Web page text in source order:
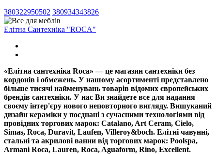
380322950502 380934343826
Елітна Сантехніка "ROCA"
«Елітна сантехніка Roca» — це магазин сантехніки без
кордонів і обмежень. У нашому асортименті представлено
більше тисячі найменувань товарів відомих європейських
брендів сантехніки. У нас Ви знайдете все для надання
своєму інтер'єру нового неповторного вигляду. Вишуканий
дизайн кераміки у поєднані з сучасними технологіями від
провідних торгових марок: Catalano, Art Ceram, Cielo,
Simas, Roca, Duravit, Laufen, Villeroy&boch. Елітні чавунні,
стальні та акрилові ванни від торгових марок: Poolspa,
Armani Roca, Lauren, Roca, Aguaform, Rino, Excellent.